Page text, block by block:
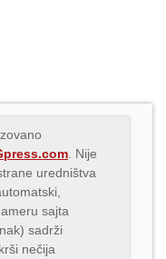
. Nije
uredništva
sajta
sadrži
nečija